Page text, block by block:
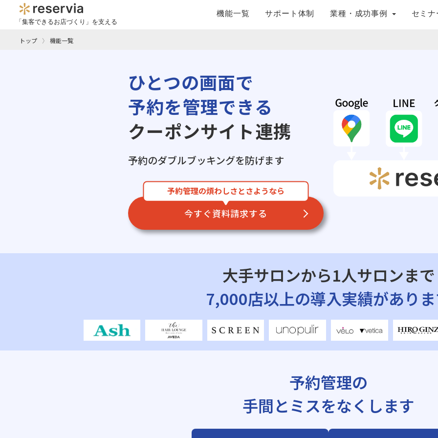
「集客できるお店づくり」を支える
機能一覧 サポート体制 業種・成功事例 セミ
トップ 機能一覧
ひとつの画面で
予約を管理できる
クーポンサイト連携
予約のダブルブッキングを防げます
予約管理の煩わしさとさようなら
今すぐ資料請求する
大手サロンから1人サロンまで
7,000店以上の導入実績があり
予約管理の
手間とミスをなくします